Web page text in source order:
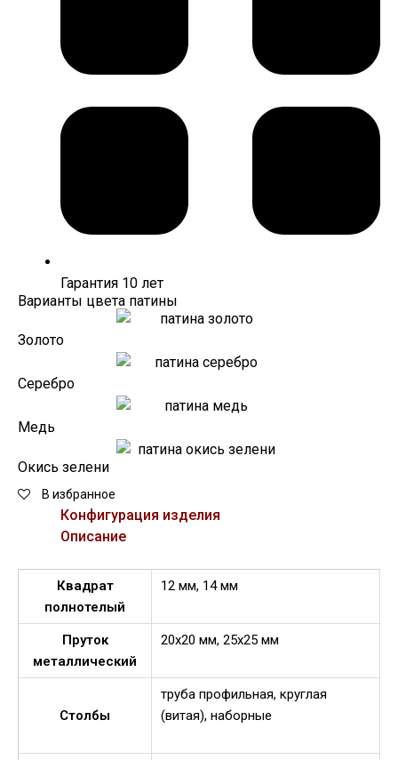
Гарантия 10 лет
Варианты цвета патины
Золото
Серебро
Медь
Окись зелени
В избранное
Конфигурация изделия
Описание
Квадрат
полнотелый
12 мм, 14 мм
Пруток
металлический
20х20 мм, 25х25 мм
Столбы
труба профильная, круглая
(витая), наборные